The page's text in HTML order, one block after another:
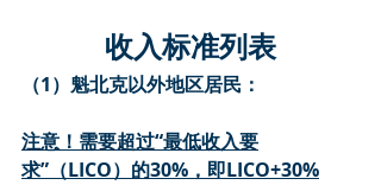
收入标准列表
（1）魁北克以外地区居民：
注意！需要超过“最低收入要
求”（LICO）的30%，即LICO+30%